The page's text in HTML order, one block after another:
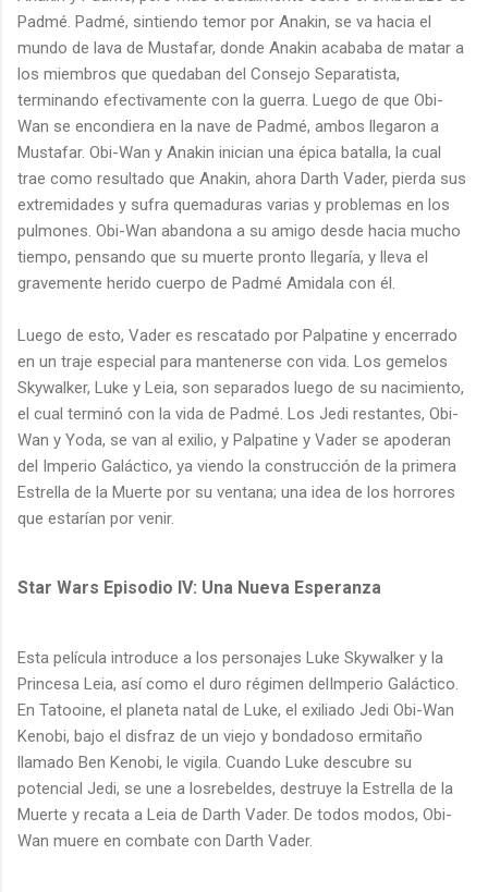
Padmé. Padmé, sintiendo temor por Anakin, se va hacia el
mundo de lava de Mustafar, donde Anakin acababa de matar a
los miembros que quedaban del Consejo Separatista,
terminando efectivamente con la guerra. Luego de que Obi-
Wan se encondiera en la nave de Padmé, ambos llegaron a
Mustafar. Obi-Wan y Anakin inician una épica batalla, la cual
trae como resultado que Anakin, ahora Darth Vader, pierda sus
extremidades y sufra quemaduras varias y problemas en los
pulmones. Obi-Wan abandona a su amigo desde hacia mucho
tiempo, pensando que su muerte pronto llegaría, y lleva el
gravemente herido cuerpo de Padmé Amidala con él.
Luego de esto, Vader es rescatado por Palpatine y encerrado
en un traje especial para mantenerse con vida. Los gemelos
Skywalker, Luke y Leia, son separados luego de su nacimiento,
el cual terminó con la vida de Padmé. Los Jedi restantes, Obi-
Wan y Yoda, se van al exilio, y Palpatine y Vader se apoderan
del Imperio Galáctico, ya viendo la construcción de la primera
Estrella de la Muerte por su ventana; una idea de los horrores
que estarían por venir.
Star Wars Episodio IV: Una Nueva Esperanza
Esta película introduce a los personajes Luke Skywalker y la
Princesa Leia, así como el duro régimen delImperio Galáctico.
En Tatooine, el planeta natal de Luke, el exiliado Jedi Obi-Wan
Kenobi, bajo el disfraz de un viejo y bondadoso ermitaño
llamado Ben Kenobi, le vigila. Cuando Luke descubre su
potencial Jedi, se une a losrebeldes, destruye la Estrella de la
Muerte y recata a Leia de Darth Vader. De todos modos, Obi-
Wan muere en combate con Darth Vader.